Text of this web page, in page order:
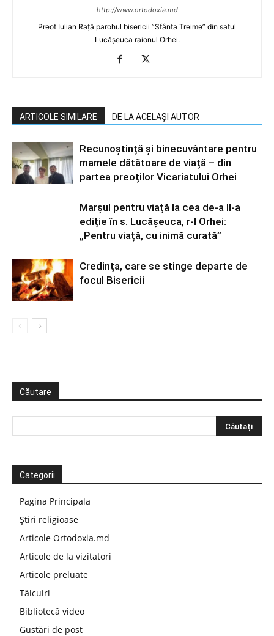
http://www.ortodoxia.md
Preot Iulian Rață parohul bisericii ”Sfânta Treime” din satul
Lucășeuca raionul Orhei.
ARTICOLE SIMILARE DE LA ACELAȘI AUTOR
Recunoștință și binecuvântare pentru
mamele dătătoare de viață – din
partea preoților Vicariatului Orhei
Marșul pentru viață la cea de-a II-a
ediție în s. Lucășeuca, r-l Orhei:
„Pentru viață, cu inimă curată”
Credința, care se stinge departe de
focul Bisericii
Căutare
Categorii
Pagina Principala
Știri religioase
Articole Ortodoxia.md
Articole de la vizitatori
Articole preluate
Tâlcuiri
Bibliotecă video
Gustări de post